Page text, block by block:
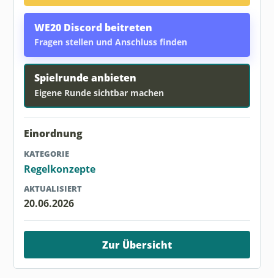
WE20 Discord beitreten
Fragen stellen und Anschluss finden
Spielrunde anbieten
Eigene Runde sichtbar machen
Einordnung
KATEGORIE
Regelkonzepte
AKTUALISIERT
20.06.2026
Zur Übersicht